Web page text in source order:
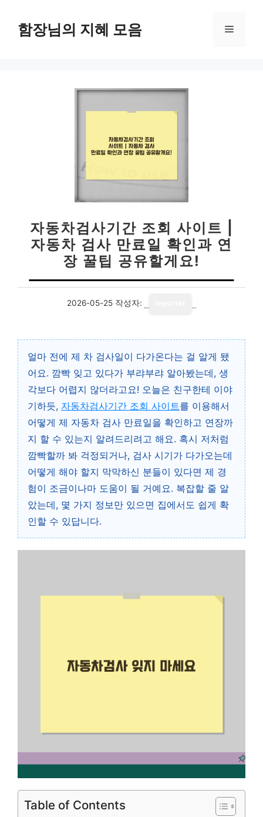
함장님의 지혜 모음 메
자동차검사기간 조회 사이트 |
자동차 검사 만료일 확인과 연
장 꿀팁 공유할게요!
2026-05-25 작성자:
얼마 전에 제 차 검사일이 다가온다는 걸 알게 됐
어요. 깜빡 잊고 있다가 부랴부랴 알아봤는데, 생
각보다 어렵지 않더라고요! 오늘은 친구한테 이야
기하듯, 자동차검사기간 조회 사이트를 이용해서
어떻게 제 자동차 검사 만료일을 확인하고 연장까
지 할 수 있는지 알려드리려고 해요. 혹시 저처럼
깜빡할까 봐 걱정되거나, 검사 시기가 다가오는데
어떻게 해야 할지 막막하신 분들이 있다면 제 경
험이 조금이나마 도움이 될 거예요. 복잡할 줄 알
았는데, 몇 가지 정보만 있으면 집에서도 쉽게 확
인할 수 있답니다.
Table of Contents